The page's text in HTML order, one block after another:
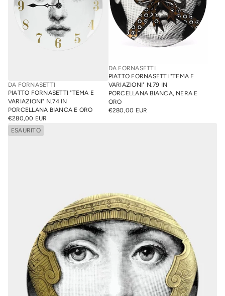
DA FORNASETTI
PIATTO FORNASETTI "TEMA E
VARIAZIONI" N.74 IN
PORCELLANA BIANCA E ORO
PREZZO
NORMALE
€280,00 EUR
DA FORNASETTI
PIATTO FORNASETTI "TEMA E
VARIAZIONI" N.79 IN
PORCELLANA BIANCA, NERA E
ORO
PREZZO
€280,00 EUR
ESAURITO